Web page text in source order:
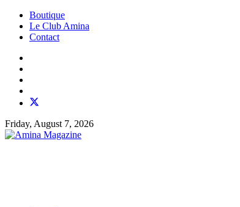
Boutique
Le Club Amina
Contact
Friday, August 7, 2026